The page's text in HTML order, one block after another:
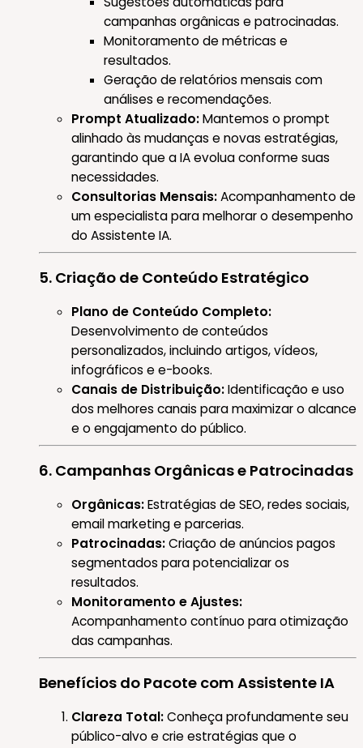
campanhas orgânicas e patrocinadas.
Monitoramento de métricas e
resultados.
Geração de relatórios mensais com
análises e recomendações.
Prompt Atualizado:Mantemos o prompt
alinhado às mudanças e novas estratégias,
garantindo que a IA evolua conforme suas
necessidades.
Consultorias Mensais:Acompanhamento de
um especialista para melhorar o desempenho
do Assistente IA.
5. Criação de Conteúdo Estratégico
Plano de Conteúdo Completo:
Desenvolvimento de conteúdos
personalizados, incluindo artigos, vídeos,
infográficos e e-books.
Canais de Distribuição:Identificação e uso
dos melhores canais para maximizar o alcance
e o engajamento do público.
6. Campanhas Orgânicas e Patrocinadas
Orgânicas:Estratégias de SEO, redes sociais,
email marketing e parcerias.
Patrocinadas:Criação de anúncios pagos
segmentados para potencializar os
resultados.
Monitoramento e Ajustes:
Acompanhamento contínuo para otimização
das campanhas.
Benefícios do Pacote com Assistente IA
Clareza Total:Conheça profundamente seu
público-alvo e crie estratégias que o